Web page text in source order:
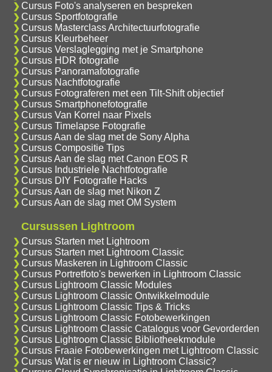
Cursus Foto's analyseren en bespreken
Cursus Sportfotografie
Cursus Masterclass Architectuurfotografie
Cursus Kleurbeheer
Cursus Verslaglegging met je Smartphone
Cursus HDR fotografie
Cursus Panoramafotografie
Cursus Nachtfotografie
Cursus Fotograferen met een Tilt-Shift objectief
Cursus Smartphonefotografie
Cursus Van Korrel naar Pixels
Cursus Timelapse Fotografie
Cursus Aan de slag met de Sony Alpha
Cursus Compositie Tips
Cursus Aan de slag met Canon EOS R
Cursus Industriele Nachtfotografie
Cursus DIY Fotografie Hacks
Cursus Aan de slag met Nikon Z
Cursus Aan de slag met OM System
Cursussen Lightroom
Cursus Starten met Lightroom
Cursus Starten met Lightroom Classic
Cursus Maskeren in Lightroom Classic
Cursus Portretfoto's bewerken in Lightroom Classic
Cursus Lightroom Classic Modules
Cursus Lightroom Classic Ontwikkelmodule
Cursus Lightroom Classic Tips & Tricks
Cursus Lightroom Classic Fotobewerkingen
Cursus Lightroom Classic Catalogus voor Gevorderden
Cursus Lightroom Classic Bibliotheekmodule
Cursus Fraaie Fotobewerkingen met Lightroom Classic
Cursus Wat is er nieuw in Lightroom Classic?